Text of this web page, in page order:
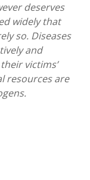
deserves
widely that
so. Diseases
and
victims’
resources are